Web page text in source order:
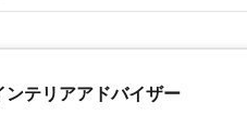
テリアアドバイザー